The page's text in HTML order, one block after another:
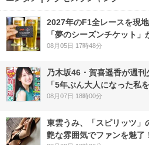
2027年のF1全レースを現
「夢のシーズンチケット」
08月05日 17時48分
乃木坂46・賀喜遥香が週刊
「5年ぶん大人になった私
08月07日 18時00分
東雲うみ、「スピリッツ」
艶な雰囲気でファンを魅了